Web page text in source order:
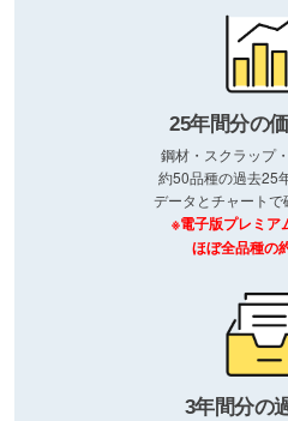
25年間分の
鋼材・スクラップ
約50品種の過去25
データとチャートで
※電子版プレミア
ほぼ全品種の
3年間分の